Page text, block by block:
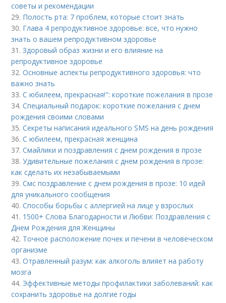
советы и рекомендации
29. Полость рта: 7 проблем, которые стоит знать
30. Глава 4 репродуктивное здоровье: все, что нужно
знать о вашем репродуктивном здоровье
31.Здоровый образ жизни и его влияние на
репродуктивное здоровье
32.Основные аспекты репродуктивного здоровья: что
важно знать
33.С юбилеем, прекрасная!": короткие пожелания в прозе
34.Специальный подарок: короткие пожелания с днем
рождения своими словами
35.Секреты написания идеального SMS на день рождения
36.С юбилеем, прекрасная женщина
37.Смайлики и поздравления с днем рождения в прозе
38.Удивительные пожелания с днем рождения в прозе:
как сделать их незабываемыми
39.Смс поздравление с днем рождения в прозе: 10 идей
для уникального сообщения
40.Способы борьбы с аллергией на лице у взрослых
41. 1500+ Слова Благодарности и Любви: Поздравления с
Днем Рождения для Женщины
42. Точное расположение почек и печени в человеческом
организме
43.Отравленный разум: как алкоголь влияет на работу
мозга
44. Эффективные методы профилактики заболеваний: как
сохранить здоровье на долгие годы